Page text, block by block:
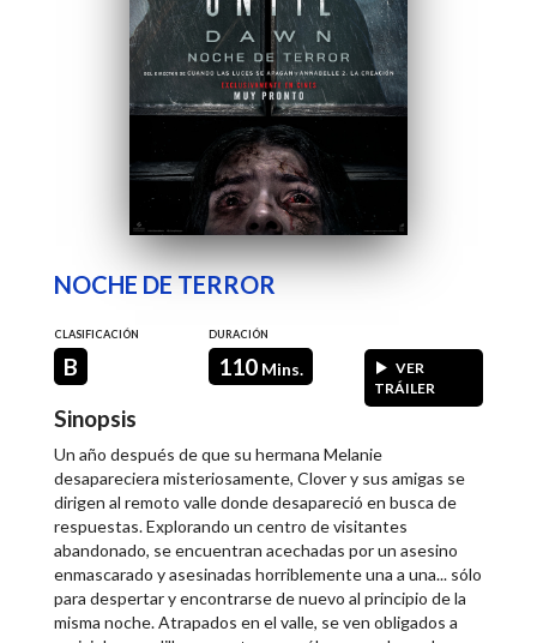
NOCHE DE TERROR
CLASIFICACIÓN
B
DURACIÓN
110 Mins.
VER
TRÁILER
Sinopsis
Un año después de que su hermana Melanie
desapareciera misteriosamente, Clover y sus amigas se
dirigen al remoto valle donde desapareció en busca de
respuestas. Explorando un centro de visitantes
abandonado, se encuentran acechadas por un asesino
enmascarado y asesinadas horriblemente una a una... sólo
para despertar y encontrarse de nuevo al principio de la
misma noche. Atrapados en el valle, se ven obligados a